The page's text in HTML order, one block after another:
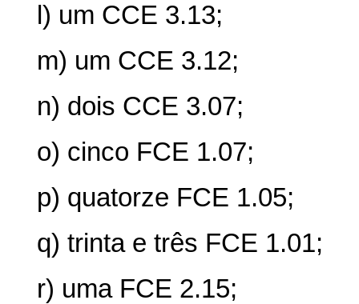
l) um CCE 3.13;
m) um CCE 3.12;
n) dois CCE 3.07;
o) cinco FCE 1.07;
p) quatorze FCE 1.05;
q) trinta e três FCE 1.01;
r) uma FCE 2.15;